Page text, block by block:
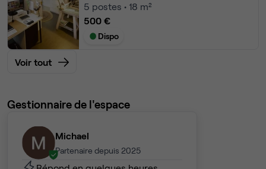
5 postes • 18 m²
500 €
Dispo
Voir tout
Gestionnaire de l'espace
Michael
Partenaire depuis 2025